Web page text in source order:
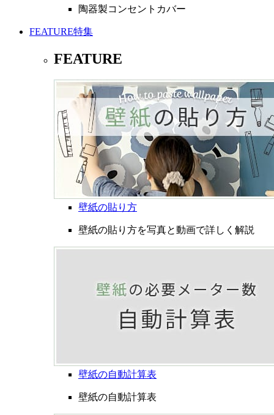
陶器製コンセントカバー
FEATURE特集
FEATURE
壁紙の貼り方
壁紙の貼り方を写真と動画で詳しく解説
壁紙の自動計算表
壁紙の自動計算表